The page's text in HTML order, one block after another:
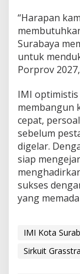
“Harapan
Surabaya
untuk
Porprov
IMI
membangun
cepat,
sebelum
digelar.
siap
sukses
yang
IMI Kota
Sirkuit